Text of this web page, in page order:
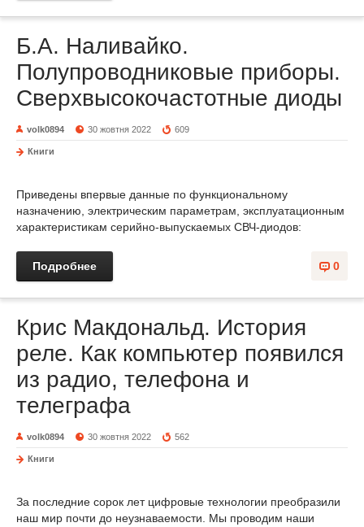
Б.А. Наливайко.
Полупроводниковые приборы.
Сверхвысокочастотные диоды
volk0894 30 жовтня 2022 609
Книги
Приведены впервые данные по функциональному
назначению, электрическим параметрам, эксплуатационным
характеристикам серийно-выпускаемых СВЧ-диодов:
0
Подробнее
Крис Макдональд. История
реле. Как компьютер появился
из радио, телефона и
телеграфа
volk0894 30 жовтня 2022 562
Книги
За последние сорок лет цифровые технологии преобразили
наш мир почти до неузнаваемости. Мы проводим наши